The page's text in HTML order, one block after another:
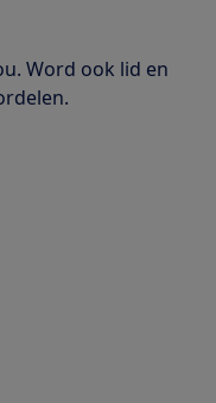
Word ook lid en